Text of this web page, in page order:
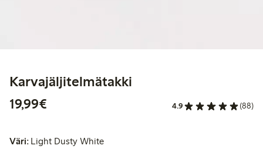
Karvajäljitelmätakki
19,99€
4.9 (88)
Väri: Light Dusty White